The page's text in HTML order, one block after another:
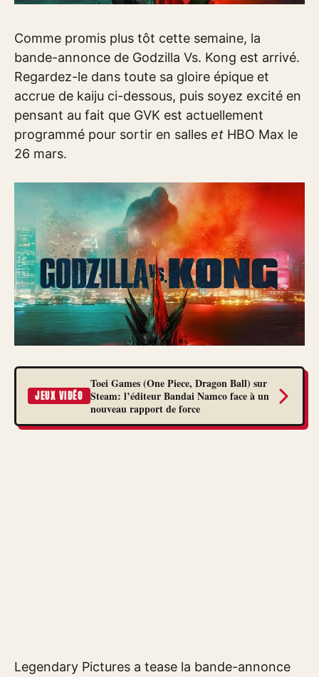
Comme promis plus tôt cette semaine, la
bande-annonce de Godzilla Vs. Kong est arrivé.
Regardez-le dans toute sa gloire épique et
accrue de kaiju ci-dessous, puis soyez excité en
pensant au fait que GVK est actuellement
programmé pour sortir en salles et HBO Max le
26 mars.
JEUX VIDÉO
Toei Games (One Piece, Dragon Ball) sur
Steam: l’éditeur Bandai Namco face à un
nouveau rapport de force
Legendary Pictures a tease la bande-annonce